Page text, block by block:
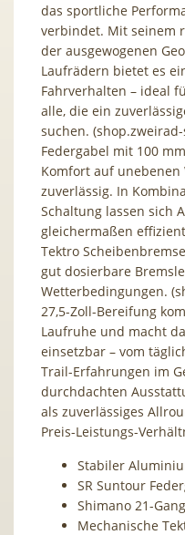
das sportliche
verbindet. Mit seinem
der ausgewogenen
Laufrädern bietet es
Fahrverhalten – ideal
alle, die ein
suchen.
Federgabel mit 100
Komfort auf
zuverlässig. In
Schaltung lassen sich
gleichermaßen
Tektro
gut dosierbare
Wetterbedingungen.
27,5-Zoll-Bereifung
Laufruhe und macht
einsetzbar – vom
Trail-Erfahrungen im
durchdachten
als zuverlässiges
Preis-Leistungs-
Stabiler
SR Suntour
Shimano 21-
Mechanische